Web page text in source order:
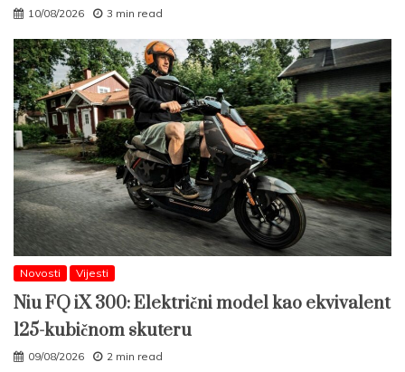
10/08/2026 3 min read
Novosti Vijesti
Niu FQ iX 300: Električni model kao ekvivalent
125-kubičnom skuteru
09/08/2026 2 min read